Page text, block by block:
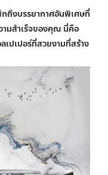
ถึงบรรยากาศอันพิเศษที่
ามสำเร็จของคุณ นี่คือ
เปเปอร์ที่สวยงามที่สร้าง